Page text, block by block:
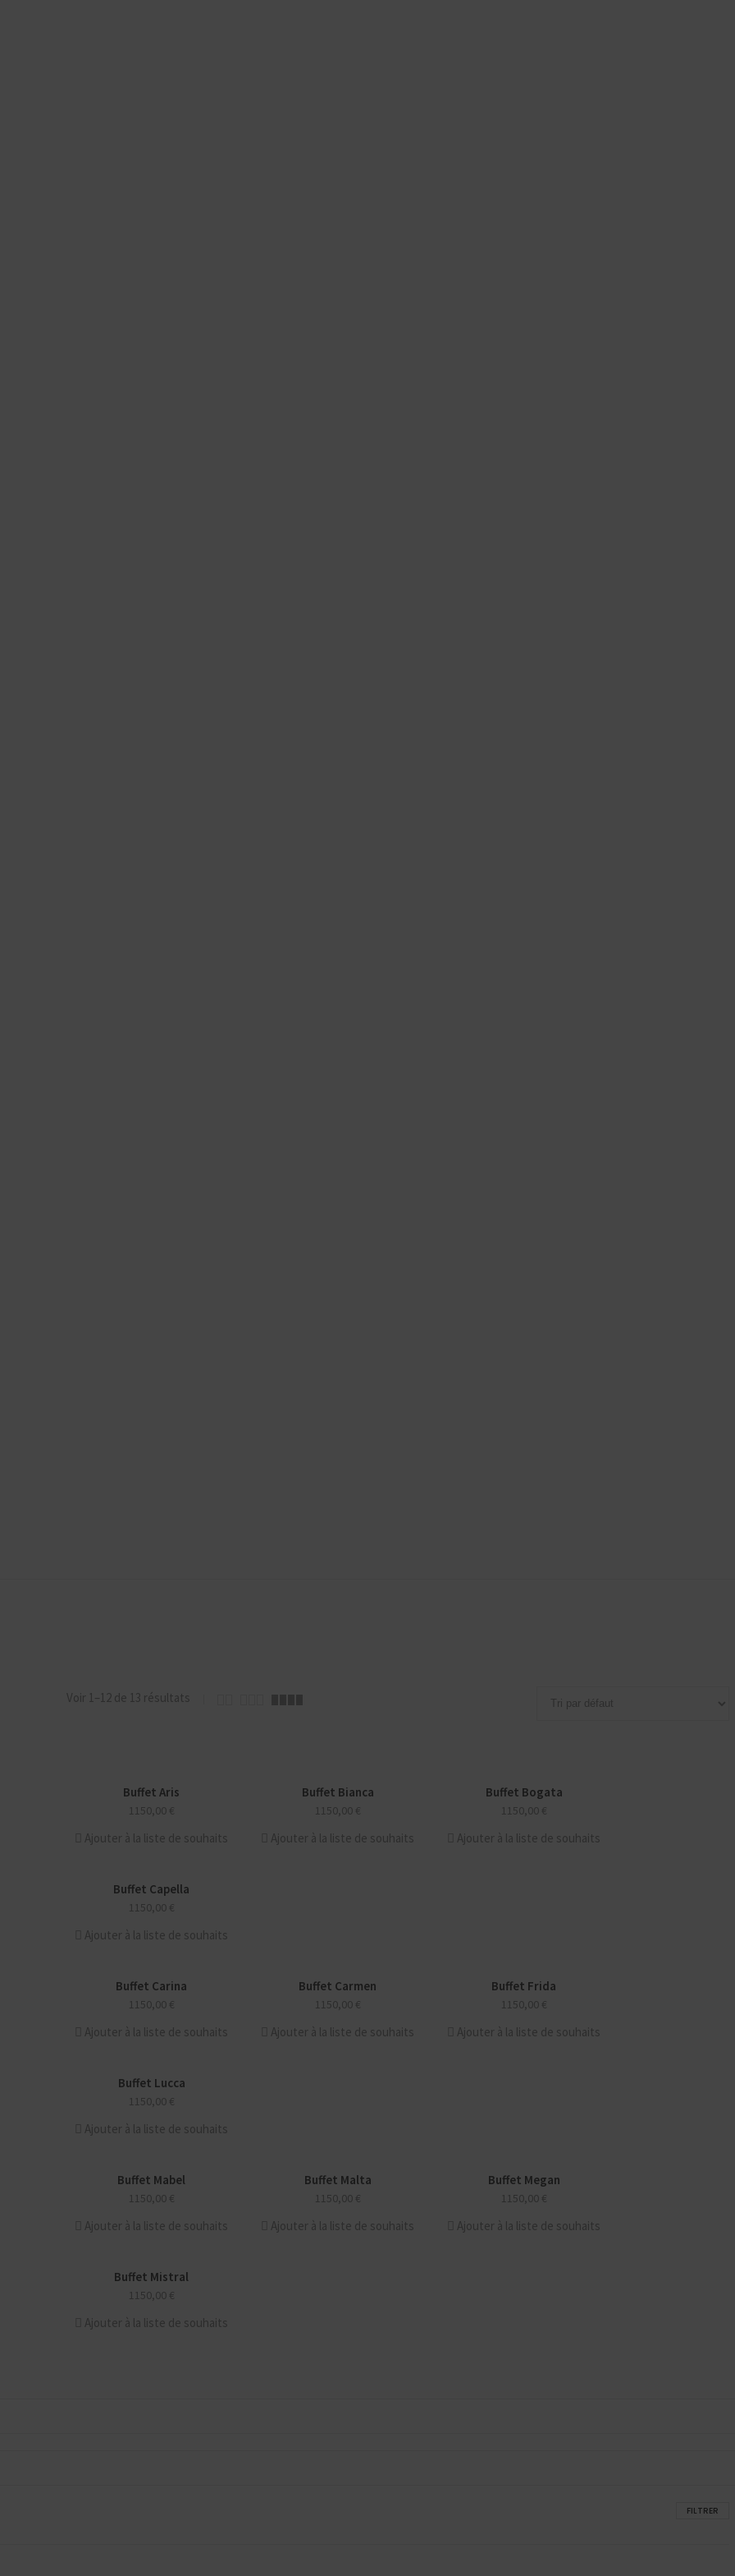
Voir 1–12 de 13 résultats
NOUVEAUBuffet Aris
1150,00 €
Ajouter à la liste de souhaits
NOUVEAUBuffet Bianca
1150,00 €
Ajouter à la liste de souhaits
NOUVEAUBuffet Bogata
1150,00 €
Ajouter à la liste de souhaits
NOUVEAUBuffet Capella
1150,00 €
Ajouter à la liste de souhaits
NOUVEAUBuffet Carina
1150,00 €
Ajouter à la liste de souhaits
NOUVEAUBuffet Carmen
1150,00 €
Ajouter à la liste de souhaits
NOUVEAUBuffet Frida
1150,00 €
Ajouter à la liste de souhaits
NOUVEAUBuffet Lucca
1150,00 €
Ajouter à la liste de souhaits
NOUVEAUBuffet Mabel
1150,00 €
Ajouter à la liste de souhaits
NOUVEAUBuffet Malta
1150,00 €
Ajouter à la liste de souhaits
NOUVEAUBuffet Megan
1150,00 €
Ajouter à la liste de souhaits
NOUVEAUBuffet Mistral
1150,00 €
Ajouter à la liste de souhaits
FILTRER